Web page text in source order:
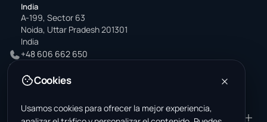
India
A-199, Sector 63
Noida, Uttar Pradesh 201301
India
+48 606 662 650
office@wastemarkt.com
PRODUCTO RESOURCES
Cookies
Usamos cookies para ofrecer la mejor experiencia,